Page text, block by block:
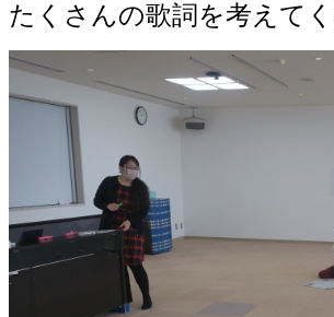
たくさんの歌詞を考えて